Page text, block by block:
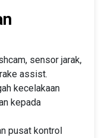
sensor jarak,
assist.
kecelakaan
kepada
pusat kontrol